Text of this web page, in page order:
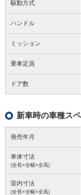
駆動方式
ハンドル
ミッション
乗車定員
ドア数
新車時の車種ス
発売年月
車体寸法
(全長×全幅×全高)
室内寸法
(全長×全幅×全高)